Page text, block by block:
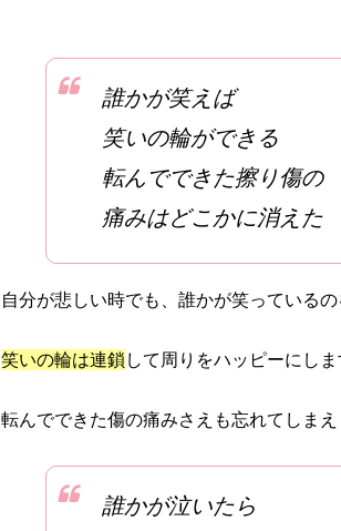
誰かが笑えば
笑いの輪ができる
転んでできた擦り傷の
痛みはどこかに消えた
自分が悲しい時でも、誰かが笑っているの
笑いの輪は連鎖 して周りをハッピーにしま
転んでできた傷の痛みさえも忘れてしまえ
誰かが泣いたら